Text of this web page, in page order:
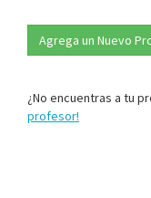
Agrega un Nuevo
¿No encuentras a tu
profesor!